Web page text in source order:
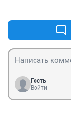
Гость
Войти